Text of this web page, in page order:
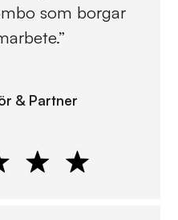
som borgar
& Partner